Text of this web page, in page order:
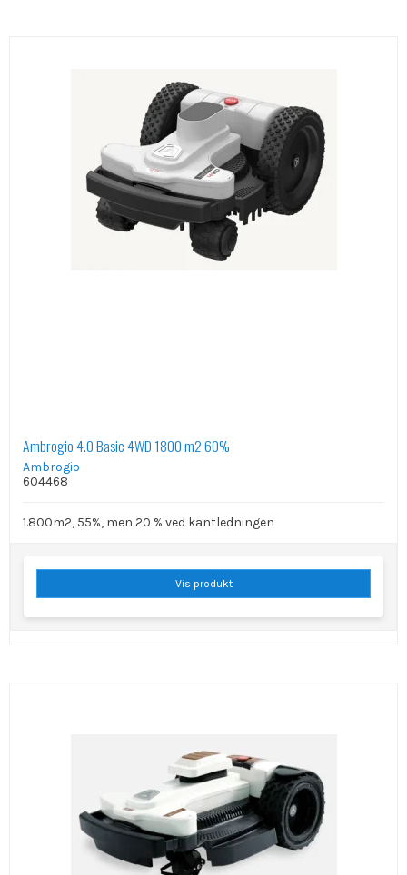
Ambrogio 4.0 Basic 4WD 1800 m2 60%
Ambrogio
604468
1.800m2, 55%, men 20 % ved kantledningen
Vis produkt